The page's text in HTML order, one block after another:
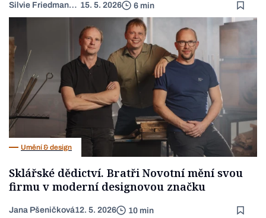
Silvie Friedmannová 15. 5. 2026 6 min
Umění & design
Sklářské dědictví. Bratři Novotní mění svou
firmu v moderní designovou značku
Jana Pšeničková12. 5. 2026 10 min